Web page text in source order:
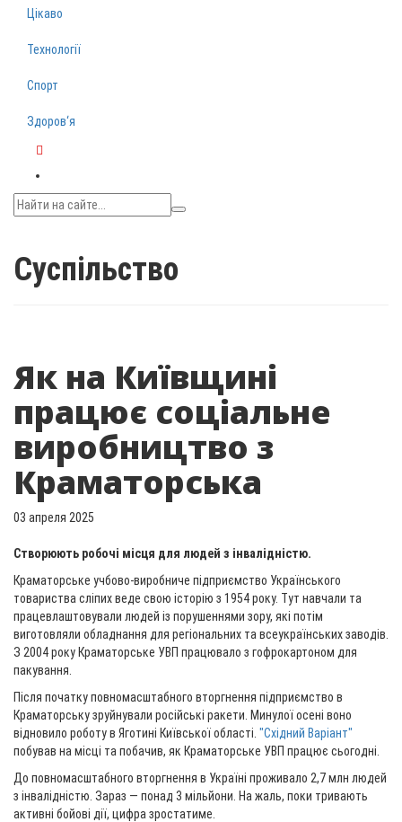
Цікаво
Технології
Спорт
Здоров‘я
Суспільство
Як на Київщині
працює соціальне
виробництво з
Краматорська
03 апреля 2025
Створюють робочі місця для людей з інвалідністю.
Краматорське учбово-виробниче підприємство Українського
товариства сліпих веде свою історію з 1954 року. Тут навчали та
працевлаштовували людей із порушеннями зору, які потім
виготовляли обладнання для регіональних та всеукраїнських заводів.
З 2004 року Краматорське УВП працювало з гофрокартоном для
пакування.
Після початку повномасштабного вторгнення підприємство в
Краматорську зруйнували російські ракети. Минулої осені воно
відновило роботу в Яготині Київської області. "Східний Варіант"
побував на місці та побачив, як Краматорське УВП працює сьогодні.
До повномасштабного вторгнення в Україні проживало 2,7 млн людей
з інвалідністю. Зараз — понад 3 мільйони. На жаль, поки тривають
активні бойові дії, цифра зростатиме.